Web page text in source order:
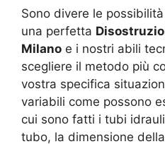
Sono divere le
una perfetta
Milano e i nostri abili
scegliere il metodo più
vostra specifica
variabili come possono
cui sono fatti i tubi
tubo, la dimensione